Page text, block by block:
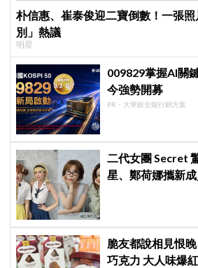
朴信惠、崔泰俊迎二寶倒數！一張
別」熱議
明星
009829掌握AI關
今強勢開募
PR・大華銀全能行銷方案
二代女團 Secret
星、鄭荷娜攜新
脆友都說相見恨
巧克力 大人味爆紅